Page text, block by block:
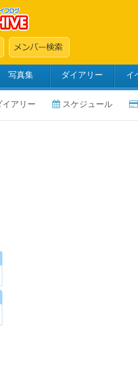
写真集 ダイアリー イ
イアリー スケジュール